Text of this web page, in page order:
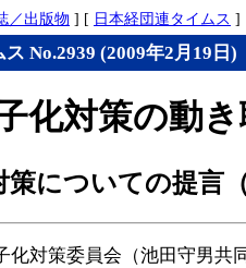
／出版物 ] [ 日本経団連タイムス ]
No.2939 (2009年2月19日)
化対策の動き
策についての提言
化対策委員会（池田守男